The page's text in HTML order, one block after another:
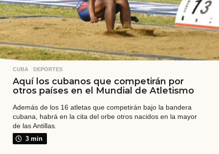
CUBA ,DEPORTES
Aquí los cubanos que competirán por
otros países en el Mundial de Atletismo
Además de los 16 atletas que competirán bajo la bandera
cubana, habrá en la cita del orbe otros nacidos en la mayor
de las Antillas.
3 min